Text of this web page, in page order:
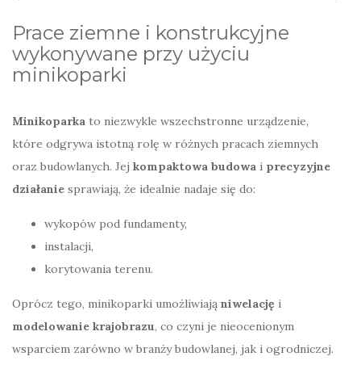
Prace ziemne i konstrukcyjne
wykonywane przy użyciu
minikoparki
Minikoparka to niezwykle wszechstronne urządzenie,
które odgrywa istotną rolę w różnych pracach ziemnych
oraz budowlanych. Jej kompaktowa budowa i precyzyjne
działanie sprawiają, że idealnie nadaje się do:
wykopów pod fundamenty,
instalacji,
korytowania terenu.
Oprócz tego, minikoparki umożliwiają niwelację i
modelowanie krajobrazu, co czyni je nieocenionym
wsparciem zarówno w branży budowlanej, jak i ogrodniczej.